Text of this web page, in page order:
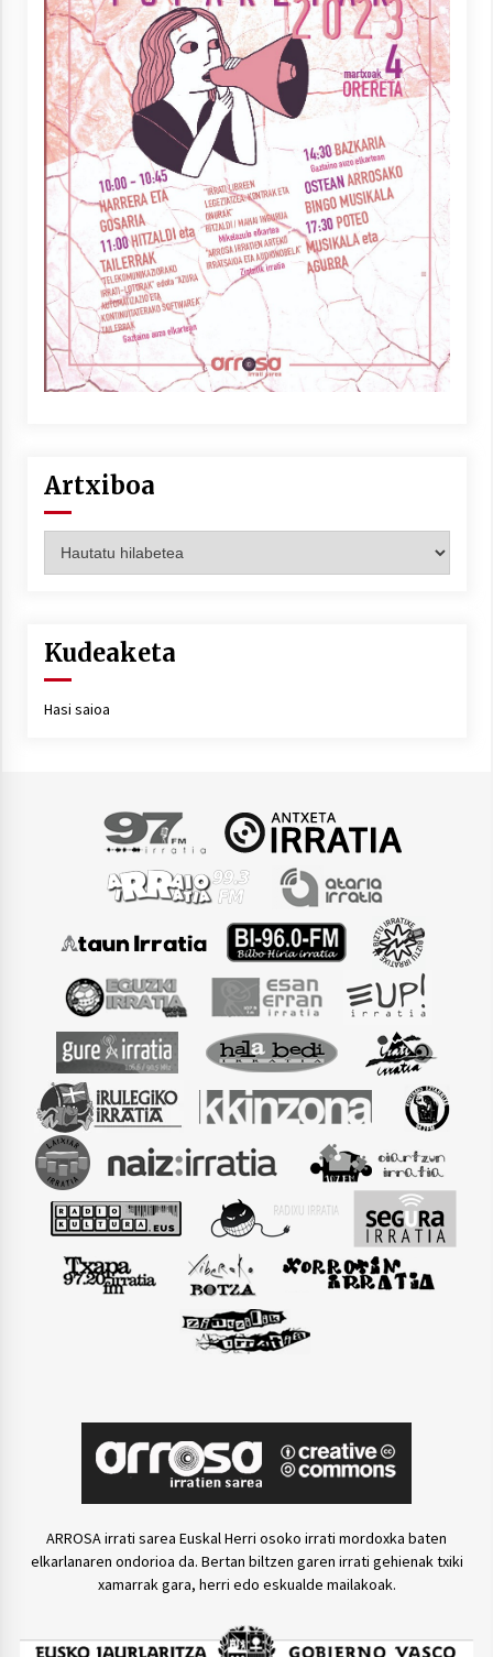
Artxiboa
Kudeaketa
Hasi saioa
ARROSA irrati sarea Euskal Herri osoko irrati mordoxka baten
elkarlanaren ondorioa da. Bertan biltzen garen irrati gehienak txiki
xamarrak gara, herri edo eskualde mailakoak.